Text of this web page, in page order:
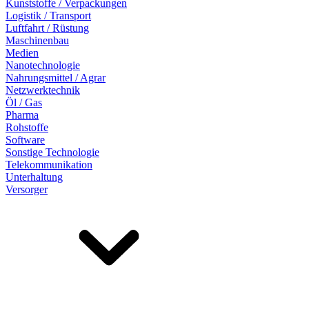
Kunststoffe / Verpackungen
Logistik / Transport
Luftfahrt / Rüstung
Maschinenbau
Medien
Nanotechnologie
Nahrungsmittel / Agrar
Netzwerktechnik
Öl / Gas
Pharma
Rohstoffe
Software
Sonstige Technologie
Telekommunikation
Unterhaltung
Versorger